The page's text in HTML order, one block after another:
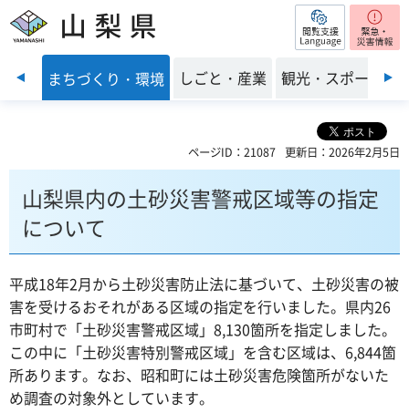
山梨県 閲覧支援
祉 まちづくり・環境 しごと・産業 観光・スポーツ
ページID：21087 更新日：2026年2月5日
山梨県内の土砂災害警戒区域等の指定
について
平成18年2月から土砂災害防止法に基づいて、土砂災害の被
害を受けるおそれがある区域の指定を行いました。県内26
市町村で「土砂災害警戒区域」8,130箇所を指定しました。
この中に「土砂災害特別警戒区域」を含む区域は、6,844箇
所あります。なお、昭和町には土砂災害危険箇所がないた
め調査の対象外としています。